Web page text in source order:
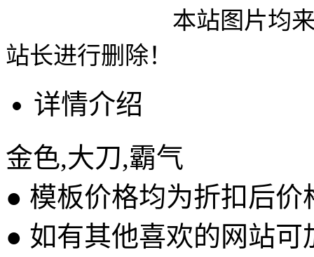
本站图片均来自网络
站长进行删除！
详情介绍
金色,大刀,霸气
● 模板价格均为折扣后
● 如有其他喜欢的网站可